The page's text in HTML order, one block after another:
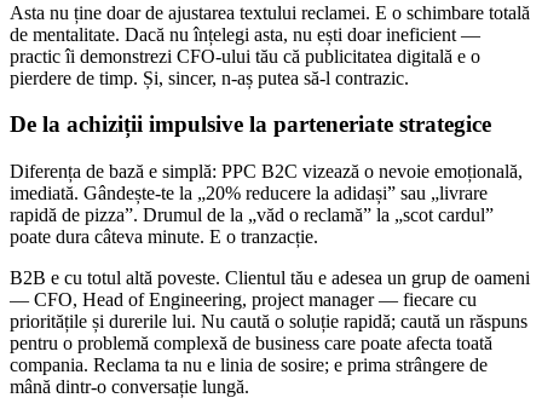
Asta nu ține doar de ajustarea textului reclamei. E o schimbare totală
de mentalitate. Dacă nu înțelegi asta, nu ești doar ineficient —
practic îi demonstrezi CFO-ului tău că publicitatea digitală e o
pierdere de timp. Și, sincer, n-aș putea să-l contrazic.
De la achiziții impulsive la parteneriate strategice
Diferența de bază e simplă: PPC B2C vizează o nevoie emoțională,
imediată. Gândește-te la „20% reducere la adidași” sau „livrare
rapidă de pizza”. Drumul de la „văd o reclamă” la „scot cardul”
poate dura câteva minute. E o tranzacție.
B2B e cu totul altă poveste. Clientul tău e adesea un grup de oameni
— CFO, Head of Engineering, project manager — fiecare cu
prioritățile și durerile lui. Nu caută o soluție rapidă; caută un răspuns
pentru o problemă complexă de business care poate afecta toată
compania. Reclama ta nu e linia de sosire; e prima strângere de
mână dintr-o conversație lungă.